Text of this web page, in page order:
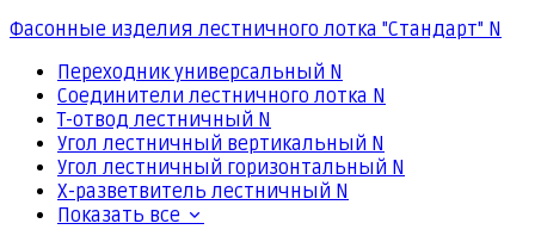
Фасонные изделия лестничного лотка "Стандарт" N
Переходник универсальный N
Соединители лестничного лотка N
Т-отвод лестничный N
Угол лестничный вертикальный N
Угол лестничный горизонтальный N
Х-разветвитель лестничный N
Показать все